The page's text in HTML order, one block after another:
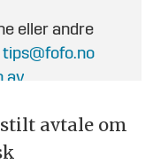
eller andre
tips@fofo.no
av
avtale om